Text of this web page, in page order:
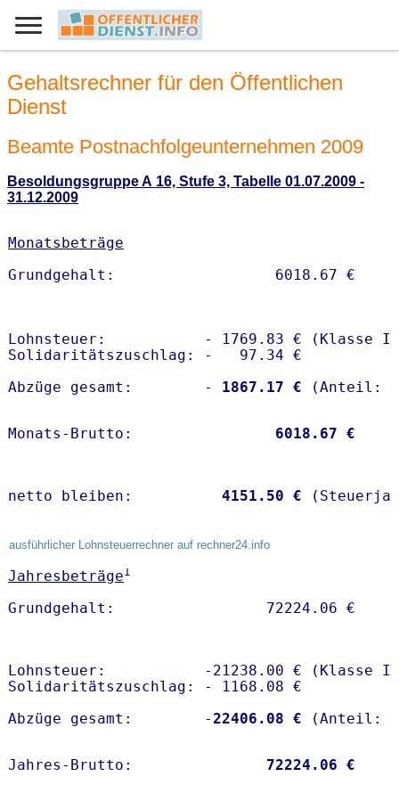
Gehaltsrechner für den Öffentlichen
Dienst
Beamte Postnachfolgeunternehmen 2009
Besoldungsgruppe A 16, Stufe 3, Tabelle 01.07.2009 -
31.12.2009
Monatsbeträge
Lohnsteuer:           - 1769.83 € (Klasse I)
Solidaritätszuschlag: -   97.34 €
Abzüge gesamt:        -
1867.17 €
Monats-Brutto: 6018.67 €
netto bleiben: 4151.50 €
ausführlicher Lohnsteuerrechner auf rechner24.info
Jahresbeträge1
Lohnsteuer:           -21238.00 € (Klasse I)
Solidaritätszuschlag: - 1168.08 €
Abzüge gesamt:        -22406.08 €
Jahres-Brutto: 72224.06 €